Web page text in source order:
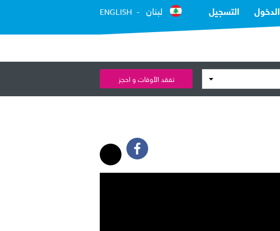
الدخول التسجيل لبنان ENGLISH
تفقد الأوقات و احجز